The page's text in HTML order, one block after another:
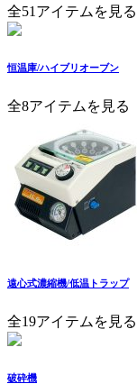
全51アイテムを見る
恒温庫/ハイブリオーブン
全8アイテムを見る
遠心式濃縮機/低温トラップ
全19アイテムを見る
破砕機